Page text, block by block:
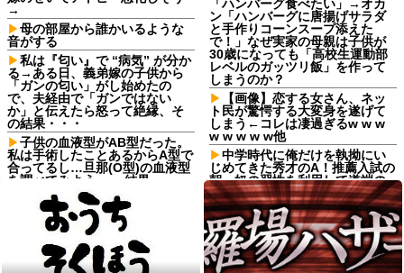
→
母の部屋から誰かいるような
音がする
私は『匂い』で “病気” が分か
る→ある日、義弟嫁の子供から
「ガンの匂い」がし始めたの
で、夫経由で「ガンではない
か」と伝えたら怒って絶縁、そ
の結果・・・
子供の血液型がAB型だった。
私は手術したことあるからA型で
合ってるし…旦那(O型)の血液型
を調べてみよう」→ 結果・・・
【悲報】 ヒコロヒー コンビニ
で割引おにぎりは〝絶対買わな
い〟理由で炎上ｗｗｗ
【画像】こんな感じのクルマ
で車中泊旅したいよな？？？
「ハンバーグ食べたい」→オカ
ン「ハンバーグに唐揚げサラダ
と手作りコーンスープ添えた
で！」なぜ実家の母親は子供が
30歳になっても「高校生運動部
レベルのガッツリ飯」を作って
しまうのか？
【画像】恋する女さん、ネッ
ト民が驚愕する大変身を遂げて
しまう←コレは凄過ぎるw w w
w w w w w他
中学時代に俺だけを執拗にい
じめてきた秀才のA！推薦入試の
朝、奴の習性を利用して道端の
ガラス破片を踏ませて自転車を
パンクさせたｗｗｗざまぁｗｗ
ｗｗｗｗ
【悲報】新NISA33歳で満額埋
め終わるワイ人生アガリの模様
飛行開発実験団のF-2戦闘機に